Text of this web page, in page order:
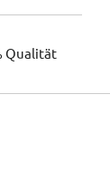
Qualität